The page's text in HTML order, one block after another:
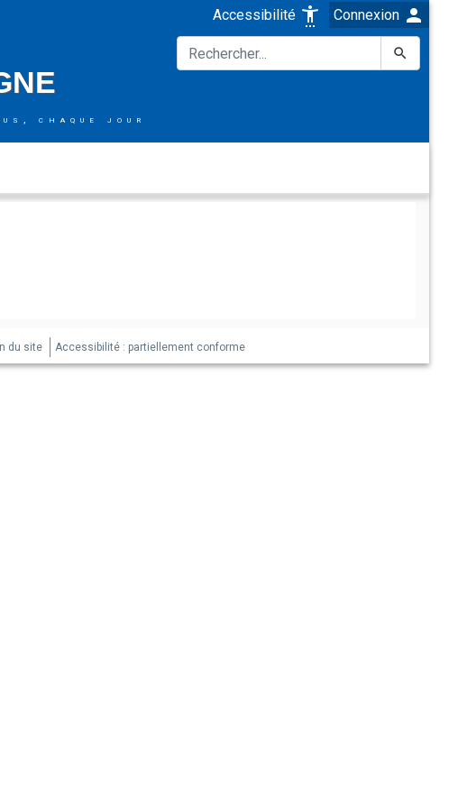
Accessibilité settings_accessibility

Connexion person
chaque jour
du site Accessibilité : partiellement conforme